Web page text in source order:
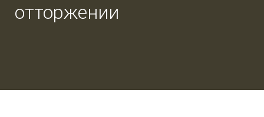
отторжении